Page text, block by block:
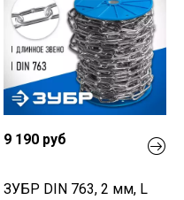
9 190 руб
ЗУБР DIN 763, 2 мм, L